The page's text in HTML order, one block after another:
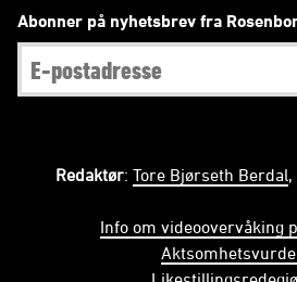
Abonner på nyhetsbrev fra
Redaktør: Tore Bjørseth Berdal,
Info om videoovervåking